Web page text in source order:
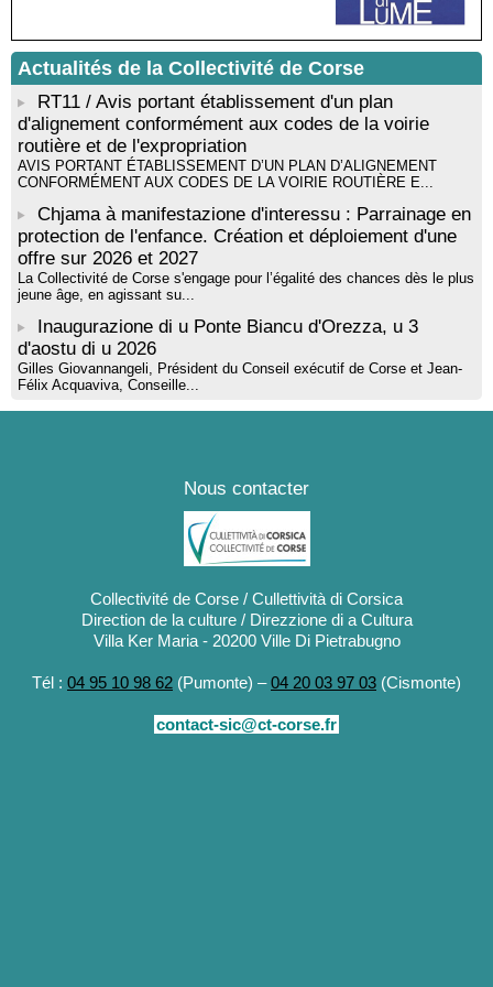
Actualités de la Collectivité de Corse
RT11 / Avis portant établissement d'un plan
d'alignement conformément aux codes de la voirie
routière et de l'expropriation
AVIS PORTANT ÉTABLISSEMENT D’UN PLAN D’ALIGNEMENT
CONFORMÉMENT AUX CODES DE LA VOIRIE ROUTIÈRE E...
Chjama à manifestazione d'interessu : Parrainage en
protection de l'enfance. Création et déploiement d'une
offre sur 2026 et 2027
La Collectivité de Corse s'engage pour l’égalité des chances dès le plus
jeune âge, en agissant su...
Inaugurazione di u Ponte Biancu d'Orezza, u 3
d'aostu di u 2026
Gilles Giovannangeli, Président du Conseil exécutif de Corse et Jean-
Félix Acquaviva, Conseille...
Nous contacter
Collectivité de Corse / Cullettività di Corsica
Direction de la culture / Direzzione di a Cultura
Villa Ker Maria - 20200 Ville Di Pietrabugno
Tél : 04 95 10 98 62 (Pumonte) –04 20 03 97 03 (Cismonte)
contact-sic@ct-corse.fr